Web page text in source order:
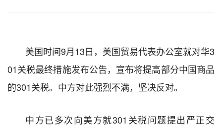
美国时间9月13日，美国贸易代表办公室就对华3
01关税最终措施发布公告，宣布将提高部分中国商品
的301关税。中方对此强烈不满，坚决反对。
中方已多次向美方就301 关税问题提出严正交